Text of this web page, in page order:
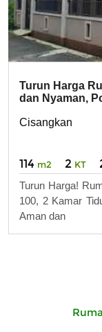
Turun Harga
dan Nyaman,
Cisangkan
114 m2 2 KT
Turun Harga!
100, 2 Kamar
Aman dan